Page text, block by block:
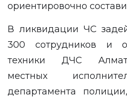
ориентировочно
В ликвидации ЧС
300 сотрудников и
техники ДЧС
местных
департамента